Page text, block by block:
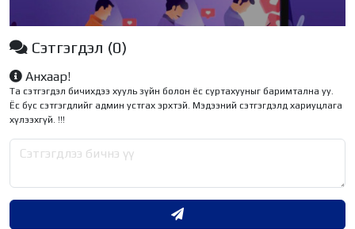
Сэтгэгдэл (0)
Анхаар!
Та сэтгэгдэл бичихдээ хууль зүйн болон ёс суртахууныг баримтална уу.
Ёс бус сэтгэгдлийг админ устгах эрхтэй. Мэдээний сэтгэгдэлд хариуцлага
хүлээхгүй. !!!